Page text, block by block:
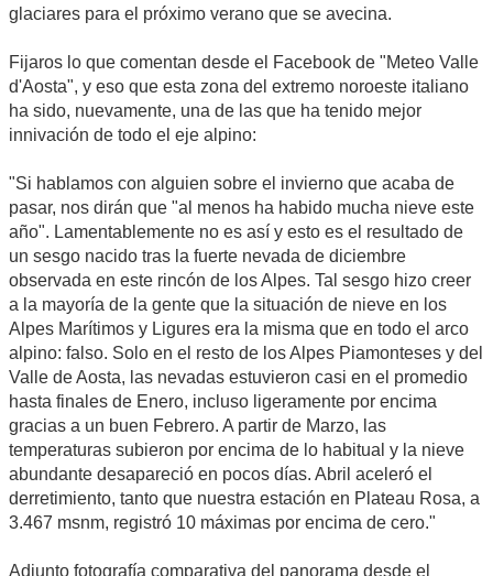
glaciares para el próximo verano que se avecina.
Fijaros lo que comentan desde el Facebook de "Meteo Valle
d'Aosta", y eso que esta zona del extremo noroeste italiano
ha sido, nuevamente, una de las que ha tenido mejor
innivación de todo el eje alpino:
"Si hablamos con alguien sobre el invierno que acaba de
pasar, nos dirán que "al menos ha habido mucha nieve este
año". Lamentablemente no es así y esto es el resultado de
un sesgo nacido tras la fuerte nevada de diciembre
observada en este rincón de los Alpes. Tal sesgo hizo creer
a la mayoría de la gente que la situación de nieve en los
Alpes Marítimos y Ligures era la misma que en todo el arco
alpino: falso. Solo en el resto de los Alpes Piamonteses y del
Valle de Aosta, las nevadas estuvieron casi en el promedio
hasta finales de Enero, incluso ligeramente por encima
gracias a un buen Febrero. A partir de Marzo, las
temperaturas subieron por encima de lo habitual y la nieve
abundante desapareció en pocos días. Abril aceleró el
derretimiento, tanto que nuestra estación en Plateau Rosa, a
3.467 msnm, registró 10 máximas por encima de cero."
Adjunto fotografía comparativa del panorama desde el